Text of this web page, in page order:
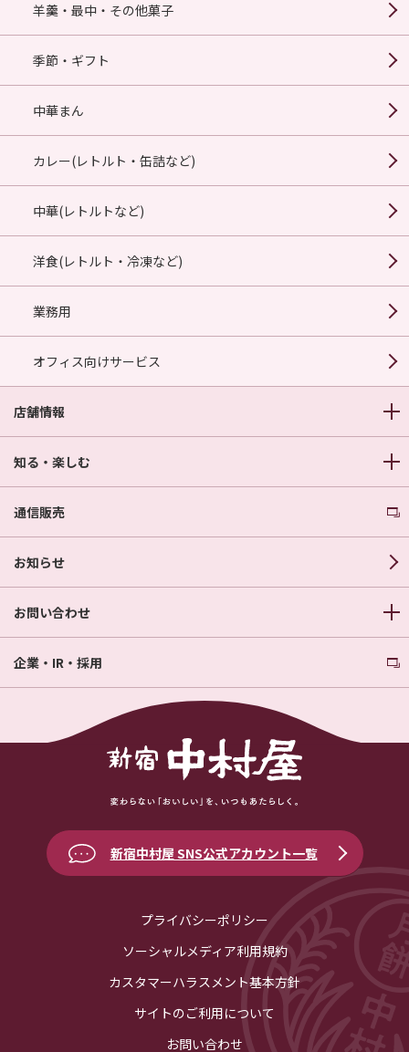
羊羹・最中・その他菓子
季節・ギフト
中華まん
カレー(レトルト・缶詰など)
中華(レトルトなど)
洋食(レトルト・冷凍など)
業務用
オフィス向けサービス
店舗情報
知る・楽しむ
通信販売
お知らせ
お問い合わせ
企業・IR・採用
新宿中村屋 SNS公式アカウント一覧
プライバシーポリシー
ソーシャルメディア利用規約
カスタマーハラスメント基本方針
サイトのご利用について
お問い合わせ